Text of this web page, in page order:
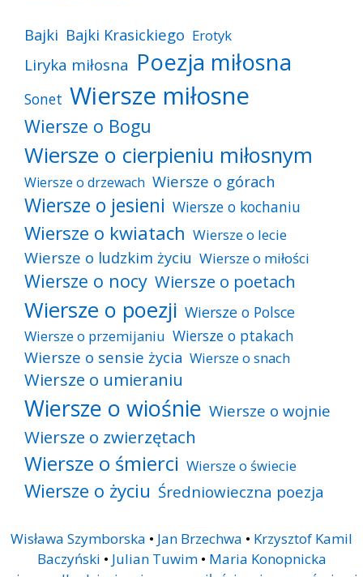
Bajki Bajki Krasickiego Erotyk
Liryka miłosna Poezja miłosna
Sonet Wiersze miłosne
Wiersze o Bogu
Wiersze o cierpieniu miłosnym
Wiersze o drzewach Wiersze o górach
Wiersze o jesieni Wiersze o kochaniu
Wiersze o kwiatach Wiersze o lecie
Wiersze o ludzkim życiu Wiersze o miłości
Wiersze o nocy Wiersze o poetach
Wiersze o poezji Wiersze o Polsce
Wiersze o przemijaniu Wiersze o ptakach
Wiersze o sensie życia Wiersze o snach
Wiersze o umieraniu
Wiersze o wiośnie Wiersze o wojnie
Wiersze o zwierzętach
Wiersze o śmierci Wiersze o świecie
Wiersze o życiu Średniowieczna poezja
Wisława Szymborska • Jan Brzechwa • Krzysztof Kamil
Baczyński • Julian Tuwim• Maria Konopnicka